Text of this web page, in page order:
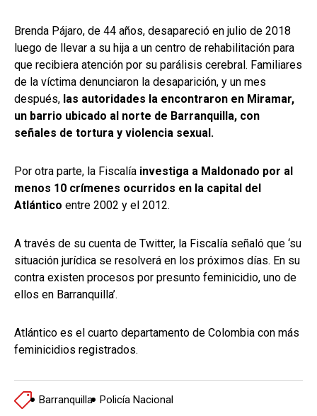
Brenda Pájaro, de 44 años, desapareció en julio de 2018
luego de llevar a su hija a un centro de rehabilitación para
que recibiera atención por su parálisis cerebral. Familiares
de la víctima denunciaron la desaparición, y un mes
después, las autoridades la encontraron en Miramar,
un barrio ubicado al norte de Barranquilla, con
señales de tortura y violencia sexual.
Por otra parte, la Fiscalía investiga a Maldonado por al
menos 10 crímenes ocurridos en la capital del
Atlántico entre 2002 y el 2012.
A través de su cuenta de Twitter, la Fiscalía señaló que ‘su
situación jurídica se resolverá en los próximos días. En su
contra existen procesos por presunto feminicidio, uno de
ellos en Barranquilla’.
Atlántico es el cuarto departamento de Colombia con más
feminicidios registrados.
Barranquilla Policía Nacional